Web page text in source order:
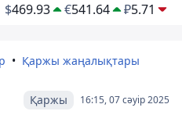
$469.93 €541.64 ₽5.71
Қаржы жаңалықтары
16:15, 07 сәуір 2025
Қаржы